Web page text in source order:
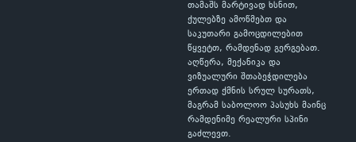
თამაშს მარტივად ხსნით,
ქულებზე ამოწმებთ და
საკუთარი გამოცდილებით
წყვეტთ, რამდენად გერგებათ.
აღწერა, მექანიკა და
ვიზუალური შთაბეჭდილება
ერთად ქმნის სრულ სურათს,
მაგრამ საბოლოო პასუხს მაინც
რამდენიმე რეალური სპინი
გაძლევთ.